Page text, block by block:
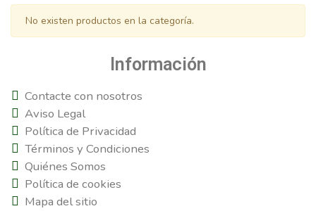
No existen productos en la categoría.
Información
Contacte con nosotros
Aviso Legal
Política de Privacidad
Términos y Condiciones
Quiénes Somos
Política de cookies
Mapa del sitio